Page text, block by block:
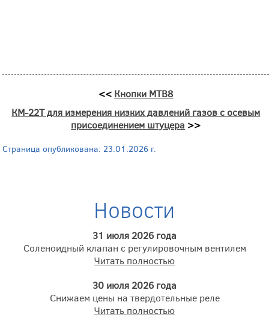
<< Кнопки MTB8
КМ-22Т для измерения низких давлений газов с осевым
присоединением штуцера >>
Страница опубликована: 23.01.2026 г.
Новости
31 июля 2026 года
Соленоидный клапан с регулировочным вентилем
Читать полностью
30 июля 2026 года
Снижаем цены на твердотельные реле
Читать полностью